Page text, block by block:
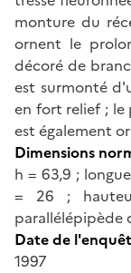
monture du
ornent le
décoré de
est surmonté
en fort relief ; le
est également
Dimensions
h = 63,9 ;
= 26 ;
parallélépipède
Date de
1997